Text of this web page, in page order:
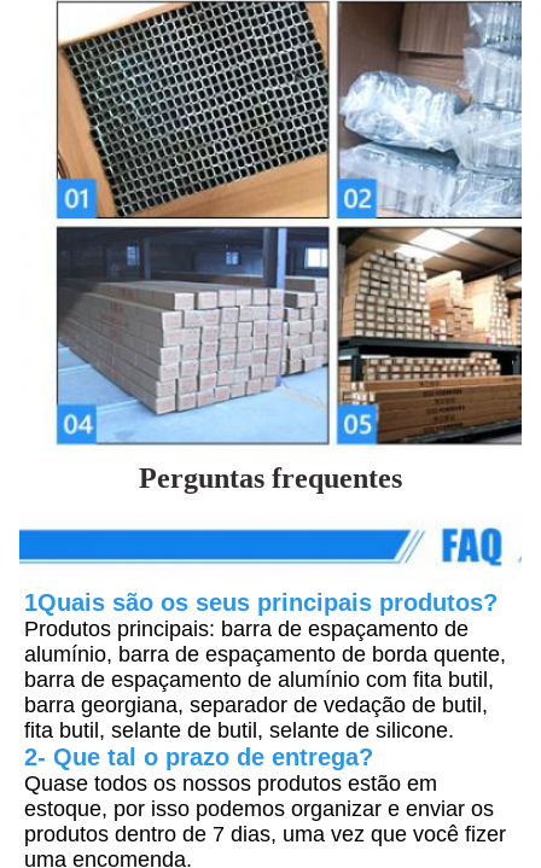
Perguntas frequentes
1Quais são os seus principais produtos?
Produtos principais: barra de espaçamento de
alumínio, barra de espaçamento de borda quente,
barra de espaçamento de alumínio com fita butil,
barra georgiana, separador de vedação de butil,
fita butil, selante de butil, selante de silicone.
2- Que tal o prazo de entrega?
Quase todos os nossos produtos estão em
estoque, por isso podemos organizar e enviar os
produtos dentro de 7 dias, uma vez que você fizer
uma encomenda.